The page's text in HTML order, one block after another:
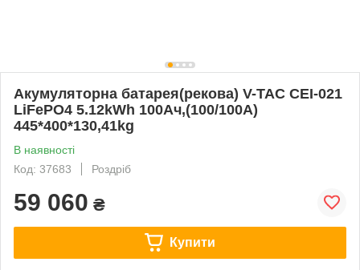
Акумуляторна батарея(рекова) V-TAC CEI-021
LiFePO4 5.12kWh 100Ач,(100/100A)
445*400*130,41kg
В наявності
Код: 37683
Роздріб
59 060 ₴
Купити